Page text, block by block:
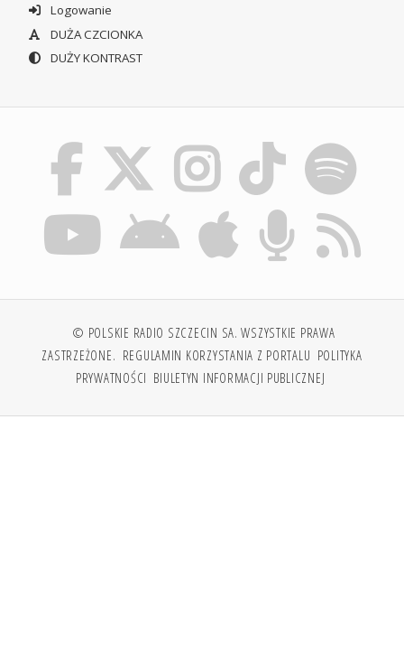
Logowanie
DUŻA CZCIONKA
DUŻY KONTRAST
© POLSKIE RADIO SZCZECIN SA. WSZYSTKIE PRAWA
ZASTRZEŻONE. REGULAMIN KORZYSTANIA Z PORTALU POLITYKA
PRYWATNOŚCI BIULETYN INFORMACJI PUBLICZNEJ